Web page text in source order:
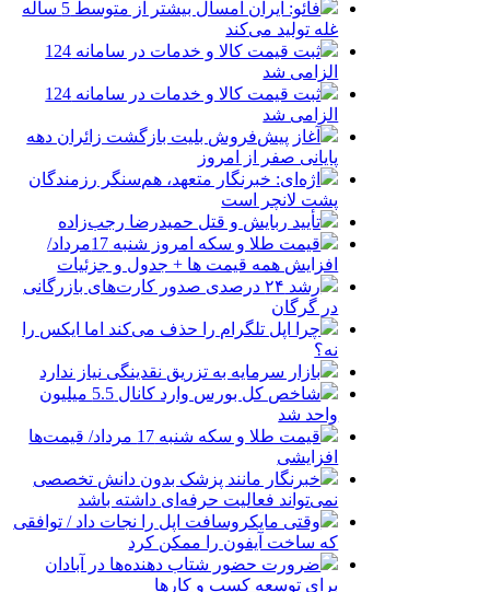
فائو: ایران امسال بیشتر از متوسط 5 ساله
غله تولید می‌کند
ثبت قیمت کالا و خدمات در سامانه 124
الزامی شد
ثبت قیمت کالا و خدمات در سامانه 124
الزامی شد
آغاز پیش‌فروش بلیت بازگشت زائران دهه
پایانی صفر از امروز
اژه‌ای: خبرنگار متعهد، هم‌سنگر رزمندگان
پشت لانچر است
تأیید ربایش و قتل حمیدرضا رجب‌زاده
قیمت طلا و سکه امروز شنبه 17مرداد/
افزایش همه قیمت ها + جدول و جزئیات
رشد ۲۴ درصدی صدور کارت‌های بازرگانی
در گرگان
چرا اپل تلگرام را حذف می‌کند اما ایکس را
نه؟
بازار سرمایه به تزریق نقدینگی نیاز ندارد
شاخص کل بورس وارد کانال 5.5 میلیون
واحد شد
قیمت طلا و سکه شنبه 17 مرداد/ قیمت‌ها
افزایشی
خبرنگار مانند پزشک بدون دانش تخصصی
نمی‌تواند فعالیت حرفه‌ای داشته باشد
وقتی مایکروسافت اپل را نجات داد / توافقی
که ساخت آیفون را ممکن کرد
ضرورت حضور شتاب ‌دهنده‌ها در آبادان
برای توسعه کسب‌ و کارها